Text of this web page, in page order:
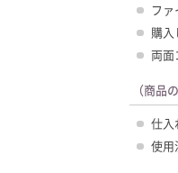
フ
購
両面
（商品
仕入
使用